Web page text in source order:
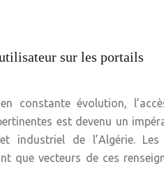
sur les portails
constante évolution,
est devenu un
industriel de l’Algérie.
que vecteurs de ces